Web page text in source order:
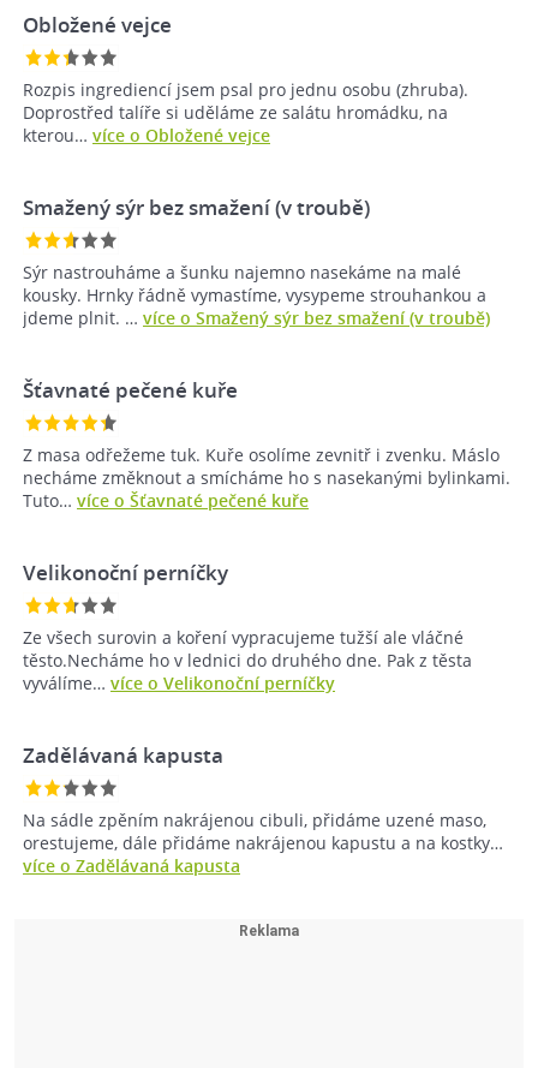
Obložené vejce
Rozpis ingrediencí jsem psal pro jednu osobu (zhruba).
Doprostřed talíře si uděláme ze salátu hromádku, na
kterou… více o Obložené vejce
Smažený sýr bez smažení (v troubě)
Sýr nastrouháme a šunku najemno nasekáme na malé
kousky. Hrnky řádně vymastíme, vysypeme strouhankou a
jdeme plnit. … více o Smažený sýr bez smažení (v troubě)
Šťavnaté pečené kuře
Z masa odřežeme tuk. Kuře osolíme zevnitř i zvenku. Máslo
necháme změknout a smícháme ho s nasekanými bylinkami.
Tuto… více o Šťavnaté pečené kuře
Velikonoční perníčky
Ze všech surovin a koření vypracujeme tužší ale vláčné
těsto.Necháme ho v lednici do druhého dne. Pak z těsta
vyválíme… více o Velikonoční perníčky
Zadělávaná kapusta
Na sádle zpěním nakrájenou cibuli, přidáme uzené maso,
orestujeme, dále přidáme nakrájenou kapustu a na kostky…
více o Zadělávaná kapusta